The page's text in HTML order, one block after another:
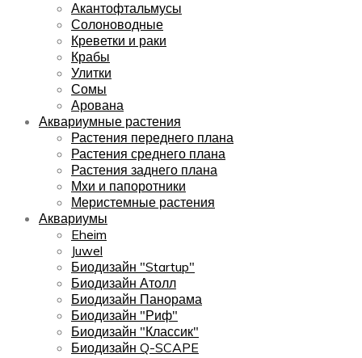
Акантофтальмусы
Солоноводные
Креветки и раки
Крабы
Улитки
Сомы
Арована
Аквариумные растения
Растения переднего плана
Растения среднего плана
Растения заднего плана
Мхи и папоротники
Меристемные растения
Аквариумы
Eheim
Juwel
Биодизайн "Startup"
Биодизайн Атолл
Биодизайн Панорама
Биодизайн "Риф"
Биодизайн "Классик"
Биодизайн Q-SCAPE